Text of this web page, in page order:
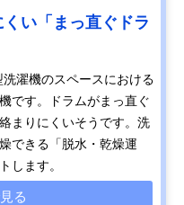
い「まっ直ぐドラ
濯機のスペースにおける
です。ドラムがまっ直ぐ
まりにくいそうです。洗
できる「脱水・乾燥運
します。
る